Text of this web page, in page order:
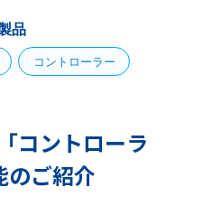
品
コントローラー
コントローラ
のご紹介